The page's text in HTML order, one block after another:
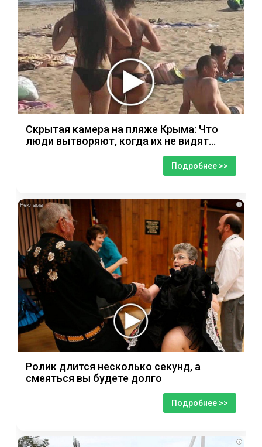
Скрытая камера на пляже Крыма: Что
люди вытворяют, когда их не видят...
Подробнее >>
i
Ролик длится несколько секунд, а
смеяться вы будете долго
Подробнее >>
i